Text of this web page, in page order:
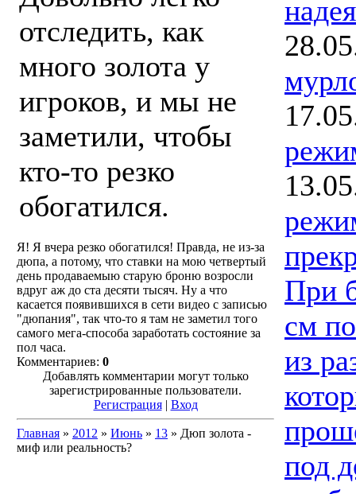
отследить, как
много золота у
игроков, и мы не
заметили, чтобы
кто-то резко
обогатился.
Я! Я вчера резко обогатился! Правда, не из-за
дюпа, а потому, что ставки на мою четвертый
день продаваемыю старую броню возросли
вдруг аж до ста десяти тысяч. Ну а что
касается появившихся в сети видео с записью
"дюпания", так что-то я там не заметил того
самого мега-способа заработать состояние за
пол часа.
Комментариев: 0
Добавлять комментарии могут только
зарегистрированные пользователи.
Регистрация| Вход
Главная » 2012 » Июнь » 13 » Дюп золота -
миф или реальность?
При
см
из
под